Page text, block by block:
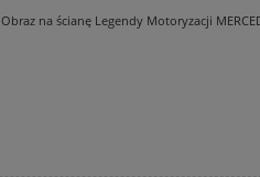
Obraz na ścianę Legendy Motoryzacji